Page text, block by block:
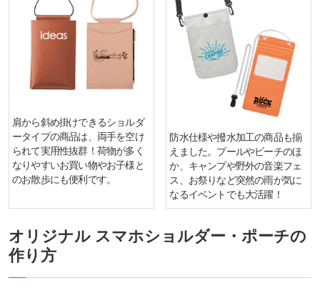
肩から斜め掛けできるショルダ
ータイプの商品は、両手を空け
られて実用性抜群！荷物が多く
なりやすいお買い物やお子様と
のお散歩にも便利です。
防水仕様や撥水加工の商品も揃
えました。プールやビーチのほ
か、キャンプや野外の音楽フェ
ス、お祭りなど突然の雨が気に
なるイベントでも大活躍！
オリジナル スマホショルダー・ポーチの
作り方